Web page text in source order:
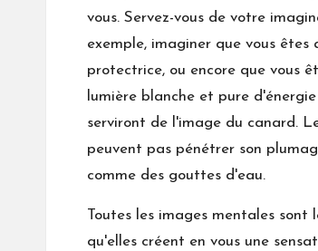
vous. Servez-vous de votre
exemple, imaginer que vous êtes
protectrice, ou encore que vous
lumière blanche et pure
serviront de l'image du canard.
peuvent pas pénétrer son
comme des gouttes d'eau.
Toutes les images mentales sont
qu'elles créent en vous une